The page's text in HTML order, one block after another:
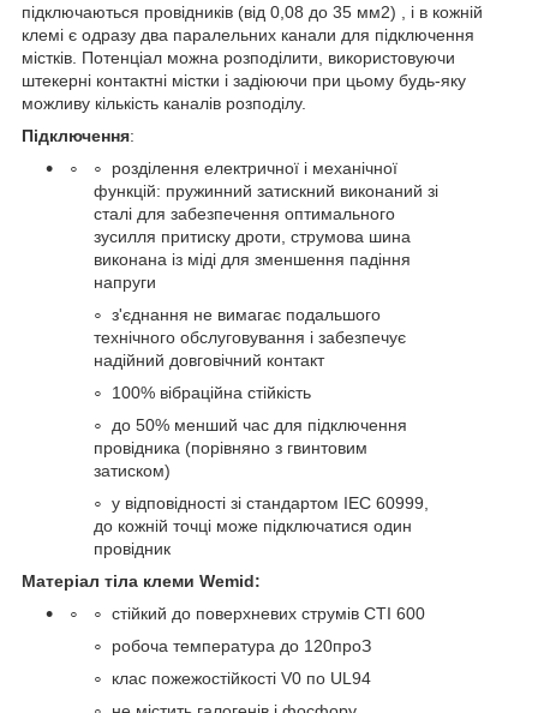
підключаються провідників (від 0,08 до 35 мм2) , і в кожній
клемі є одразу два паралельних канали для підключення
містків. Потенціал можна розподілити, використовуючи
штекерні контактні містки і задіюючи при цьому будь-яку
можливу кількість каналів розподілу.
Підключення:
розділення електричної і механічної
функцій: пружинний затискний виконаний зі
сталі для забезпечення оптимального
зусилля притиску дроти, струмова шина
виконана із міді для зменшення падіння
напруги
з'єднання не вимагає подальшого
технічного обслуговування і забезпечує
надійний довговічний контакт
100% вібраційна стійкість
до 50% менший час для підключення
провідника (порівняно з гвинтовим
затиском)
у відповідності зі стандартом IEC 60999,
до кожній точці може підключатися один
провідник
Матеріал тіла клеми Wemid:
стійкий до поверхневих струмів CTI 600
робоча температура до 120проЗ
клас пожежостійкості V0 по UL94